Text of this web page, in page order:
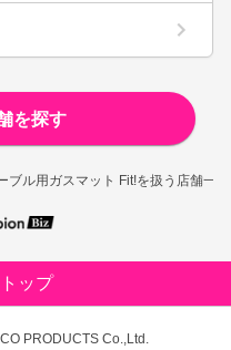
ブル用ガスマット Fit!を扱う店舗一覧
を探す
ップ
PRODUCTS Co.,Ltd.